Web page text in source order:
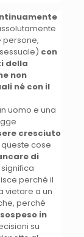
persone,
con
della
non
né con il
uomo e una
cresciuto
cose
di
perché il
vietare a un
perché
sospeso in
su